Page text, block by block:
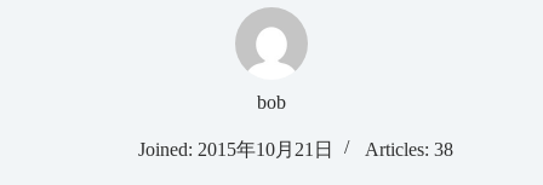
bob
Joined: 2015年10月21日 Articles: 38